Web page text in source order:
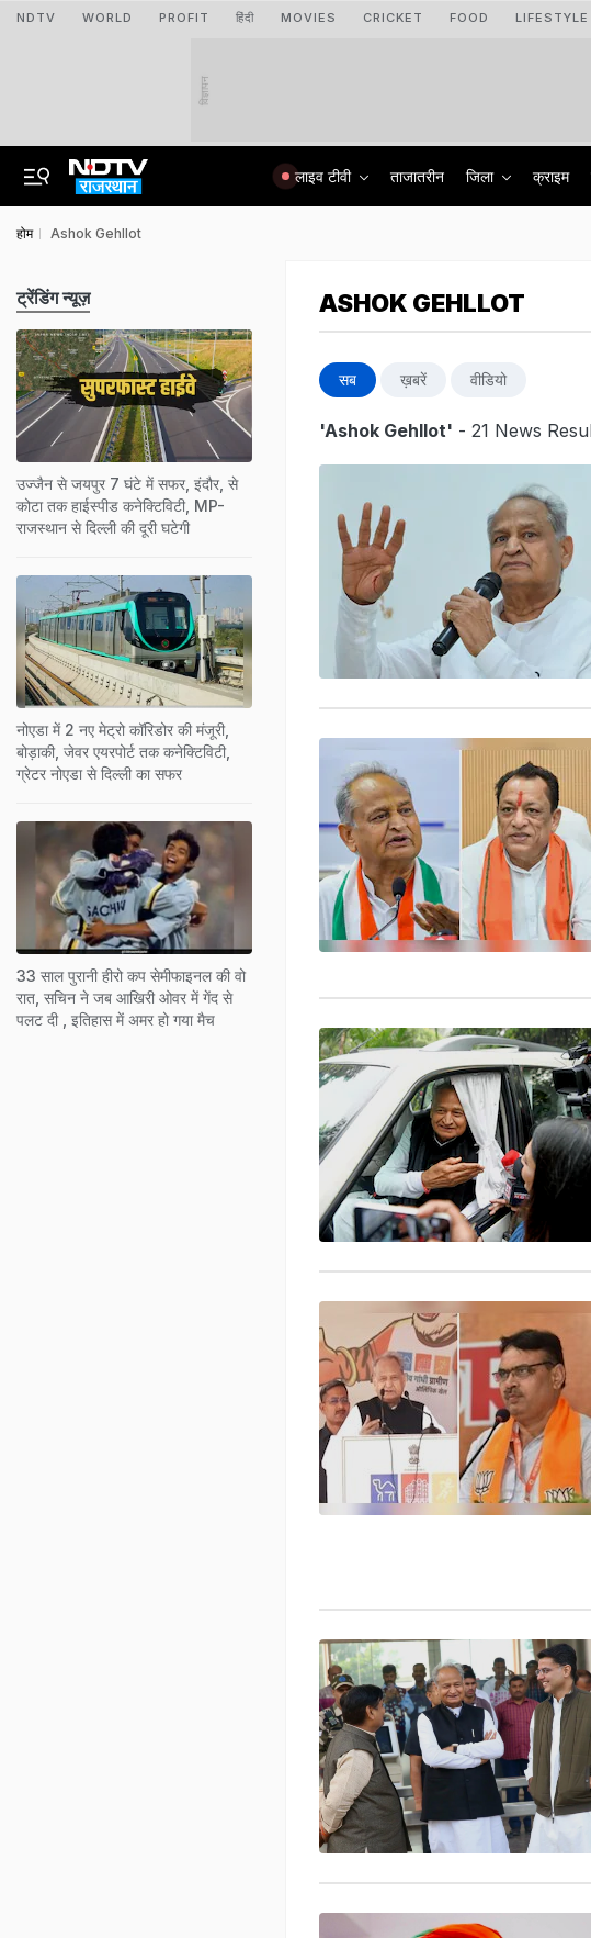
NDTV WORLD PROFIT हिंदी MOVIES CRICKET FOOD LIFESTYLE
विज्ञापन
लाइव टीवी ताजातरीन जिला क्राइम
होम Ashok Gehllot
ASHOK GEHLLOT
सब ख़बरें वीडियो
'Ashok Gehllot' - 21 News
ट्रेंडिंग न्यूज़
उज्जैन से जयपुर 7 घंटे में सफर, इंदौर, से
कोटा तक हाईस्पीड कनेक्टिविटी, MP-
राजस्थान से दिल्ली की दूरी घटेगी
नोएडा में 2 नए मेट्रो कॉरिडोर की मंजूरी,
बोड़ाकी, जेवर एयरपोर्ट तक कनेक्टिविटी,
ग्रेटर नोएडा से दिल्ली का सफर
33 साल पुरानी हीरो कप सेमीफाइनल की वो
रात, सचिन ने जब आखिरी ओवर में गेंद से
पलट दी , इतिहास में अमर हो गया मैच